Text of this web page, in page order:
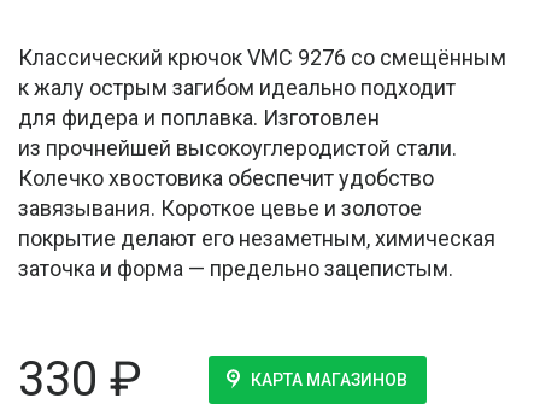
Классический крючок VMC 9276 со смещённым
к жалу острым загибом идеально подходит
для фидера и поплавка. Изготовлен
из прочнейшей высокоуглеродистой стали.
Колечко хвостовика обеспечит удобство
завязывания. Короткое цевье и золотое
покрытие делают его незаметным, химическая
заточка и форма — предельно зацепистым.
330 ₽ КАРТА МАГАЗИНОВ